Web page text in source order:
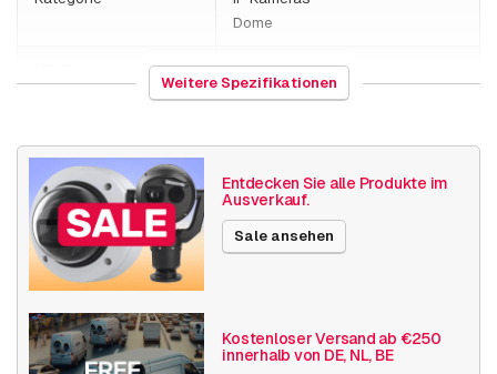
Dome
852589
Gewicht
Größe (lxbxh)
Kamera Eigenschaften
Indoor Kamera
Basis Funktionalität
Tag- und Nacht-Funktion
Lokaler Speicher
Weitere Spezifikationen
Entdecken Sie alle Produkte im
Ausverkauf.
Sale ansehen
Kostenloser Versand ab €250
innerhalb von DE, NL, BE